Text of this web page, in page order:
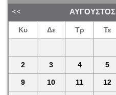
ΑΎΓΟΥΣΤΟΣ
Κυ Δε Τρ Τε
2 3 4 5
9 10 11 12